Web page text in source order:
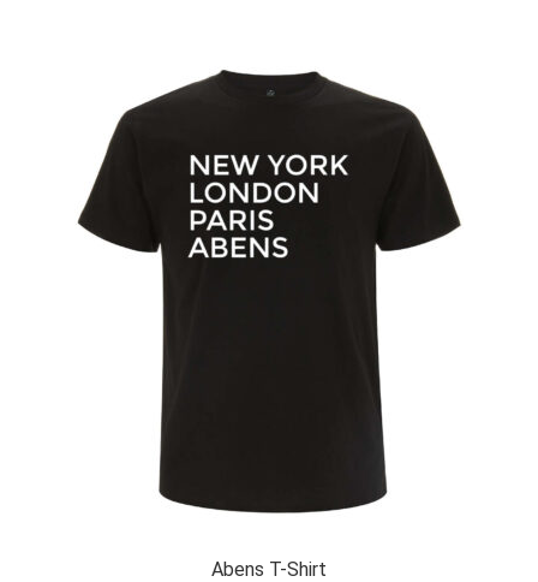
Abens T-Shirt